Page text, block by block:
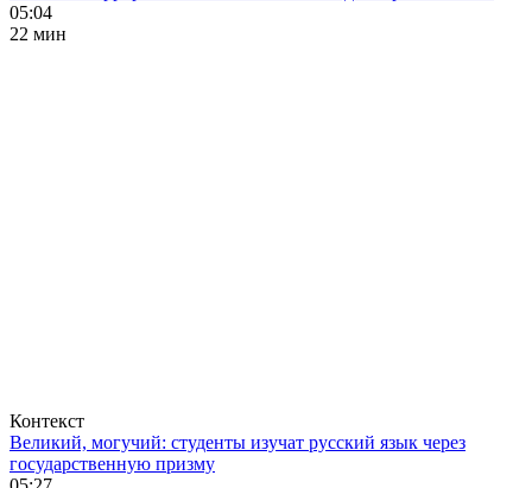
05:04
22 мин
Контекст
Великий, могучий: студенты изучат русский язык через
государственную призму